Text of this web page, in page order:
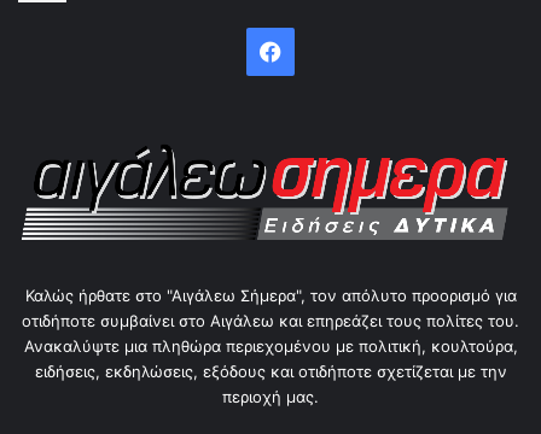
Facebook
Καλώς ήρθατε στο "Αιγάλεω Σήμερα", τον απόλυτο προορισμό για
οτιδήποτε συμβαίνει στο Αιγάλεω και επηρεάζει τους πολίτες του.
Ανακαλύψτε μια πληθώρα περιεχομένου με πολιτική, κουλτούρα,
ειδήσεις, εκδηλώσεις, εξόδους και οτιδήποτε σχετίζεται με την
περιοχή μας.